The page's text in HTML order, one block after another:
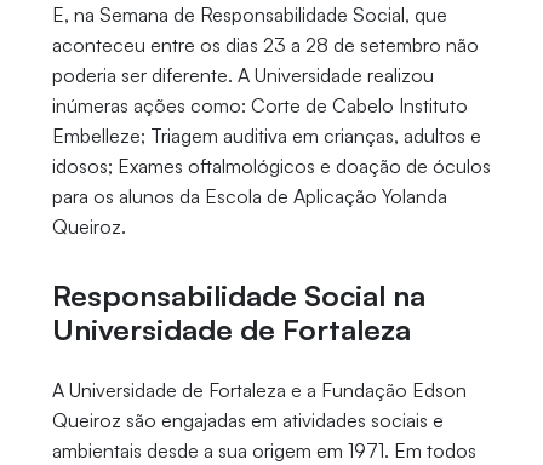
E, na Semana de Responsabilidade Social, que
aconteceu entre os dias 23 a 28 de setembro não
poderia ser diferente. A Universidade realizou
inúmeras ações como: Corte de Cabelo Instituto
Embelleze; Triagem auditiva em crianças, adultos e
idosos; Exames oftalmológicos e doação de óculos
para os alunos da Escola de Aplicação Yolanda
Queiroz.
Responsabilidade Social na
Universidade de Fortaleza
A Universidade de Fortaleza e a Fundação Edson
Queiroz são engajadas em atividades sociais e
ambientais desde a sua origem em 1971. Em todos